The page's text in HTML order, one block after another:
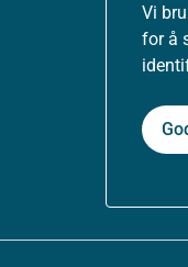
Vi
for å